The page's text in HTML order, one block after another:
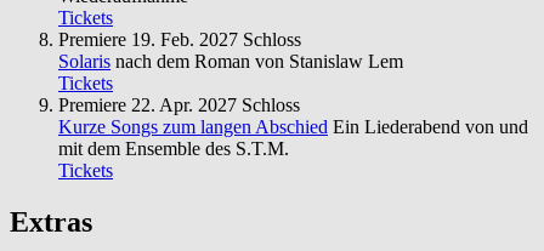
Tickets
Premiere 19. Feb. 2027 Schloss
Solaris nach dem Roman von Stanislaw Lem
Tickets
Premiere 22. Apr. 2027 Schloss
Kurze Songs zum langen Abschied Ein Liederabend von und
mit dem Ensemble des S.T.M.
Tickets
Extras